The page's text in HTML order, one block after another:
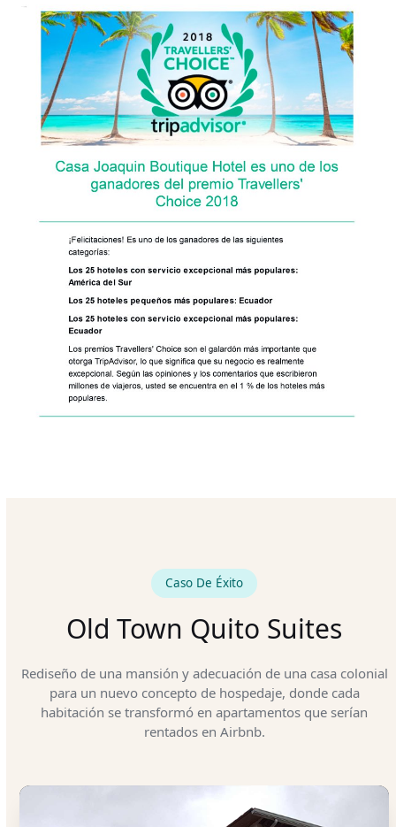
Caso De Éxito
Old Town Quito Suites
Rediseño de una mansión y adecuación de una casa colonial
para un nuevo concepto de hospedaje, donde cada
habitación se transformó en apartamentos que serían
rentados en Airbnb.